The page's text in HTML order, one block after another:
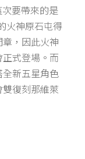
要帶來的是
火神原石屯得
，因此火神
式登場。而
新五星角色
復刻那維萊